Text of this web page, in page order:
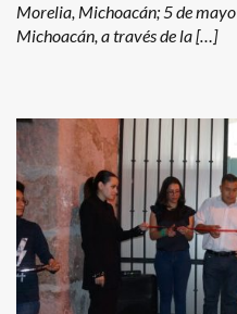
Morelia, Michoacán; 5 de
Michoacán, a través de la […]